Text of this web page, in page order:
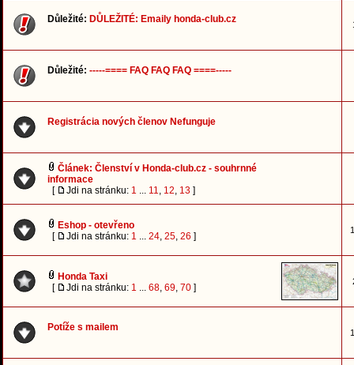
Důležité: DŮLEŽITÉ: Emaily honda-club.cz
Důležité: -----==== FAQ FAQ FAQ ====-----
Registrácia nových členov Nefunguje
Článek: Členství v Honda-club.cz - souhrnné
informace
[
Jdi na stránku: 1 ... 11, 12, 13 ]
Eshop - otevřeno
[
Jdi na stránku: 1 ... 24, 25, 26 ]
Honda Taxi
[
Jdi na stránku: 1 ... 68, 69, 70 ]
Potíže s mailem